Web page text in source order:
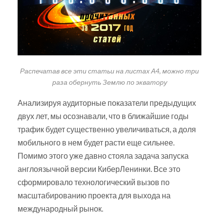
Распечатав все эти статьи на листах А4, можно три
раза обернуть Землю по экватору
Анализируя аудиторные показатели предыдущих
двух лет, мы осознавали, что в ближайшие годы
трафик будет существенно увеличиваться, а доля
мобильного в нем будет расти еще сильнее.
Помимо этого уже давно стояла задача запуска
англоязычной версии КиберЛенинки. Все это
сформировало технологический вызов по
масштабированию проекта для выхода на
международный рынок.